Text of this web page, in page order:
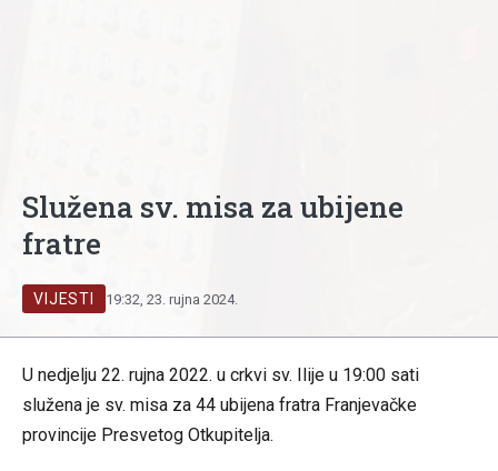
Služena sv. misa za ubijene
fratre
VIJESTI 19:32, 23. rujna 2024.
U nedjelju 22. rujna 2022. u crkvi sv. Ilije u 19:00 sati
služena je sv. misa za 44 ubijena fratra Franjevačke
provincije Presvetog Otkupitelja.